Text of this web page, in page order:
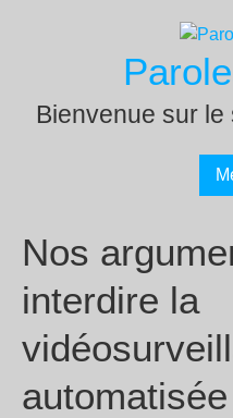
Bienvenue sur
Nos
interdire la
automatisée